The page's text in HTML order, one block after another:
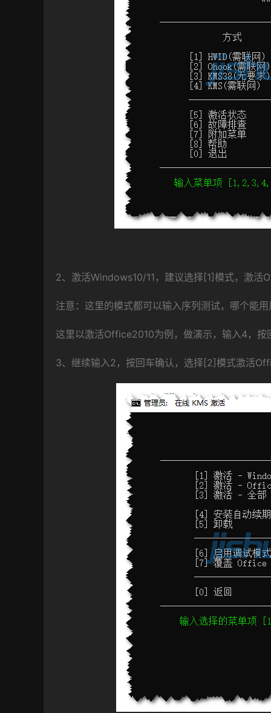
2、激活Windows10/11，建议选择[1]模式，激
注意：这里的模式都可以输入序列测试，哪个能
这里以激活Office2010为例，做演示，输入4，按
3、继续输入2，按回车确认，选择[2]模式激活